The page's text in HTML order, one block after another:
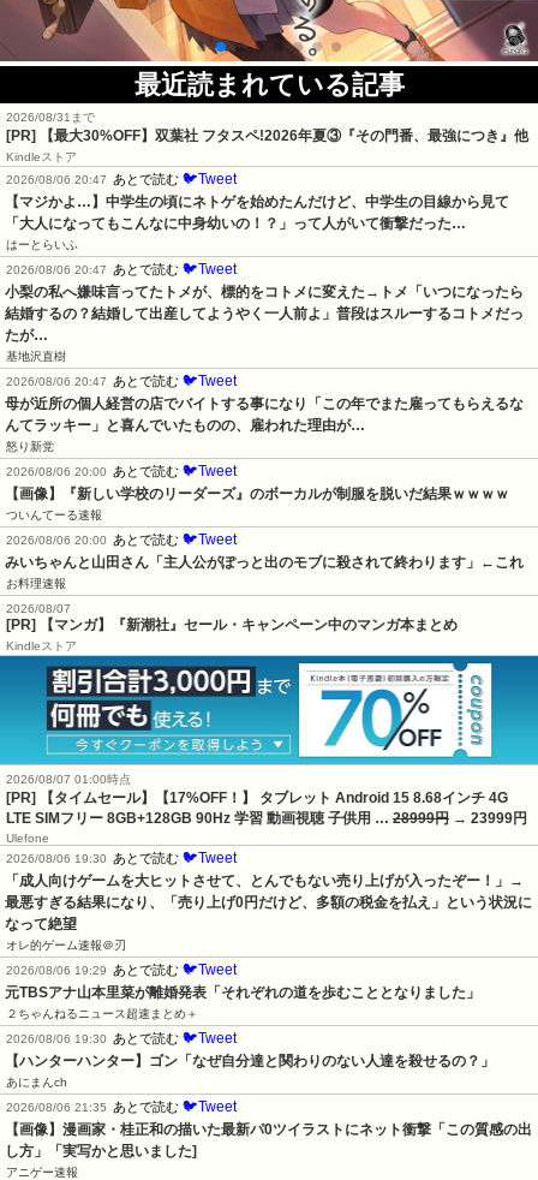
最近読まれている記事
2026/08/31まで
[PR] 【最大30%OFF】双葉社 フタスペ!2026年夏③『その門番、最強につき』他
Kindleストア
2026/08/06 20:47 あとで読む 🐦Tweet
【マジかよ…】中学生の頃にネトゲを始めたんだけど、中学生の目線から見て
「大人になってもこんなに中身幼いの！？」って人がいて衝撃だった…
はーとらいふ
2026/08/06 20:47 あとで読む 🐦Tweet
小梨の私へ嫌味言ってたトメが、標的をコトメに変えた→トメ「いつになったら
結婚するの？結婚して出産してようやく一人前よ」普段はスルーするコトメだっ
たが…
基地沢直樹
2026/08/06 20:47 あとで読む 🐦Tweet
母が近所の個人経営の店でバイトする事になり「この年でまた雇ってもらえるな
んてラッキー」と喜んでいたものの、雇われた理由が…
怒り新党
2026/08/06 20:00 あとで読む 🐦Tweet
【画像】『新しい学校のリーダーズ』のボーカルが制服を脱いだ結果ｗｗｗｗ
ついんてーる速報
2026/08/06 20:00 あとで読む 🐦Tweet
みいちゃんと山田さん「主人公がぽっと出のモブに殺されて終わります」←これ
お料理速報
2026/08/07
[PR] 【マンガ】『新潮社』セール・キャンペーン中のマンガ本まとめ
Kindleストア
2026/08/07 01:00時点
[PR] 【タイムセール】【17%OFF！】 タブレット Android 15 8.68インチ 4G
LTE SIMフリー 8GB+128GB 90Hz 学習 動画視聴 子供用 … 28999円 → 23999円
Ulefone
2026/08/06 19:30
あとで読む 🐦Tweet
「成人向けゲームを大ヒットさせて、とんでもない売り上げが入ったぞー！」→
最悪すぎる結果になり、「売り上げ0円だけど、多額の税金を払え」という状況に
なって絶望
オレ的ゲーム速報＠刃
2026/08/06 19:29
あとで読む 🐦Tweet
元TBSアナ山本里菜が離婚発表「それぞれの道を歩むこととなりました」
２ちゃんねるニュース超速まとめ＋
2026/08/06 19:30
あとで読む 🐦Tweet
【ハンターハンター】ゴン「なぜ自分達と関わりのない人達を殺せるの？」
あにまんch
2026/08/06 21:35
あとで読む 🐦Tweet
【画像】漫画家・桂正和の描いた最新パ0ツイラストにネット衝撃「この質感の出
し方」「実写かと思いました]
アニゲー速報